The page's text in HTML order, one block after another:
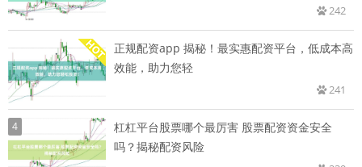
242
正规配资app 揭秘！最实惠配资平台，低成本高
效能，助力您轻
241
4
杠杠平台股票哪个最厉害 股票配资资金安全
吗？揭秘配资风险